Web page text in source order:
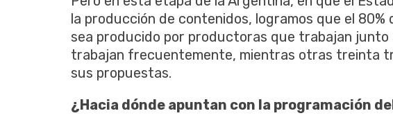
la producción de contenidos, logramos que el 80%
sea producido por productoras que trabajan junto
trabajan frecuentemente, mientras otras treinta
sus propuestas.
¿Hacia dónde apuntan con la programación